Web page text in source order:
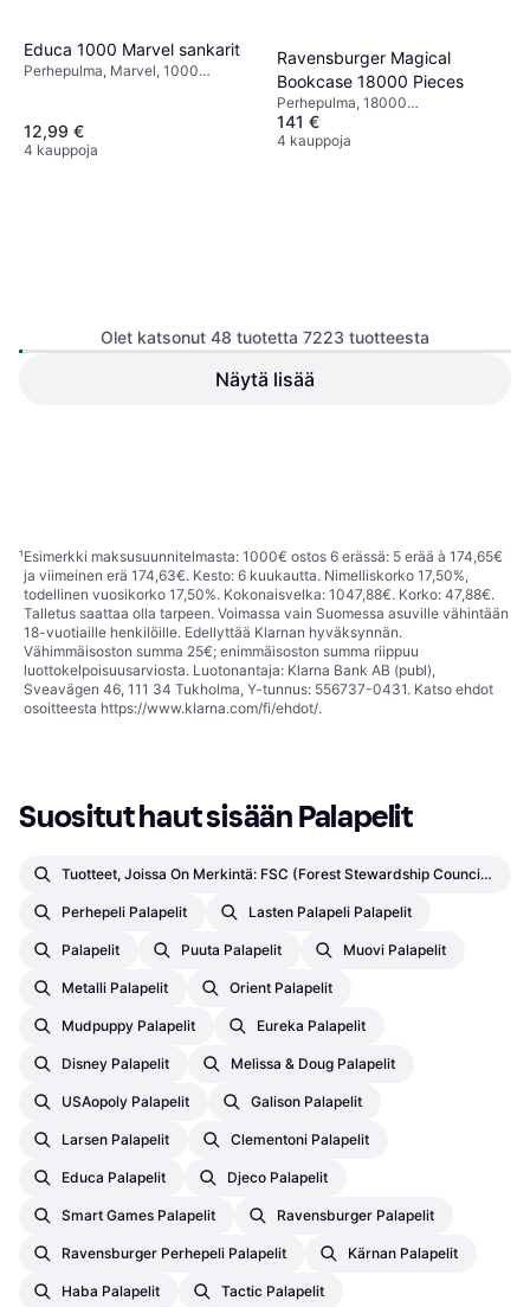
Educa 1000 Marvel sankarit
Perhepulma, Marvel, 1000
12,99 €
4 kauppoja
Ravensburger Magical
Bookcase 18000 Pieces
Perhepulma, 18000
Kappalemäärä, 276.1x192cm
141 €
4 kauppoja
Ravensburger African Friends
Olet katsonut 48 tuotetta 7223 tuotteesta
Näytä lisää
¹Esimerkki maksusuunnitelmasta: 1000€ ostos 6 erässä: 5 erää à 174,65€
ja viimeinen erä 174,63€. Kesto: 6 kuukautta. Nimelliskorko 17,50%,
todellinen vuosikorko 17,50%. Kokonaisvelka: 1047,88€. Korko: 47,88€.
Talletus saattaa olla tarpeen. Voimassa vain Suomessa asuville vähintään
18-vuotiaille henkilöille. Edellyttää Klarnan hyväksynnän.
Vähimmäisoston summa 25€; enimmäisoston summa riippuu
luottokelpoisuusarviosta. Luotonantaja: Klarna Bank AB (publ),
Sveavägen 46, 111 34 Tukholma, Y-tunnus: 556737-0431. Katso ehdot
osoitteesta https://www.klarna.com/fi/ehdot/.
Suositut haut sisään Palapelit
Tuotteet, Joissa On Merkintä: FSC (Forest Stewardship Council) – Kolmannen Osapuolen Sertifioinnit Palapelit
Perhepeli Palapelit Lasten Palapeli Palapelit
Palapelit Puuta Palapelit Muovi Palapelit
Metalli Palapelit Orient Palapelit
Mudpuppy Palapelit Eureka Palapelit
Disney Palapelit Melissa & Doug Palapelit
USAopoly Palapelit Galison Palapelit
Larsen Palapelit Clementoni Palapelit
Educa Palapelit Djeco Palapelit
Smart Games Palapelit Ravensburger Palapelit
Ravensburger Perhepeli Palapelit Kärnan Palapelit
Haba Palapelit Tactic Palapelit